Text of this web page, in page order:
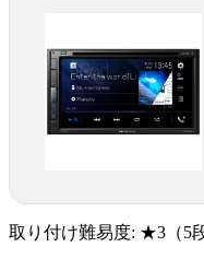
取り付け難易度: ★3（5